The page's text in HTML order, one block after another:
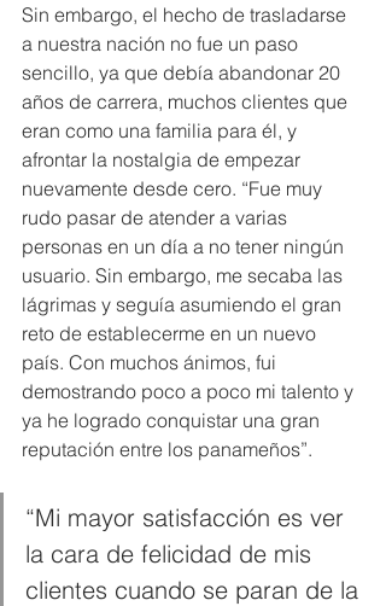
Sin embargo, el hecho de trasladarse
a nuestra nación no fue un paso
sencillo, ya que debía abandonar 20
años de carrera, muchos clientes que
eran como una familia para él, y
afrontar la nostalgia de empezar
nuevamente desde cero. “Fue muy
rudo pasar de atender a varias
personas en un día a no tener ningún
usuario. Sin embargo, me secaba las
lágrimas y seguía asumiendo el gran
reto de establecerme en un nuevo
país. Con muchos ánimos, fui
demostrando poco a poco mi talento y
ya he logrado conquistar una gran
reputación entre los panameños”.
“Mi mayor satisfacción es ver
la cara de felicidad de mis
clientes cuando se paran de la